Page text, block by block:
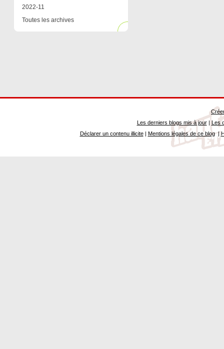
2022-11
Toutes les archives
Les derniers blogs mis à jour| Les
Déclarer un contenu illicite| Mentions légales de ce blog|